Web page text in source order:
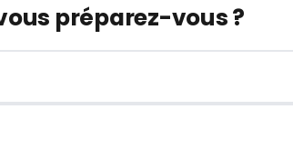
préparez-vous ?